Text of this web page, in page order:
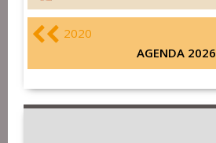
2020
AGENDA 2026